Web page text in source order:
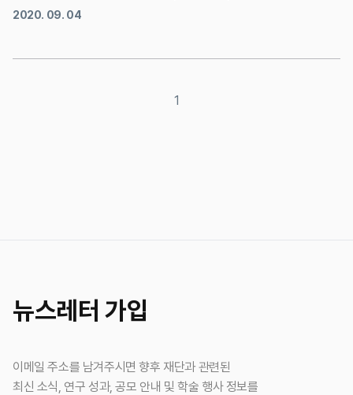
2020. 09. 04
1
뉴스레터 가입
이메일 주소를 남겨주시면 향후 재단과 관련된
최신 소식, 연구 성과, 공모 안내 및 학술 행사 정보를